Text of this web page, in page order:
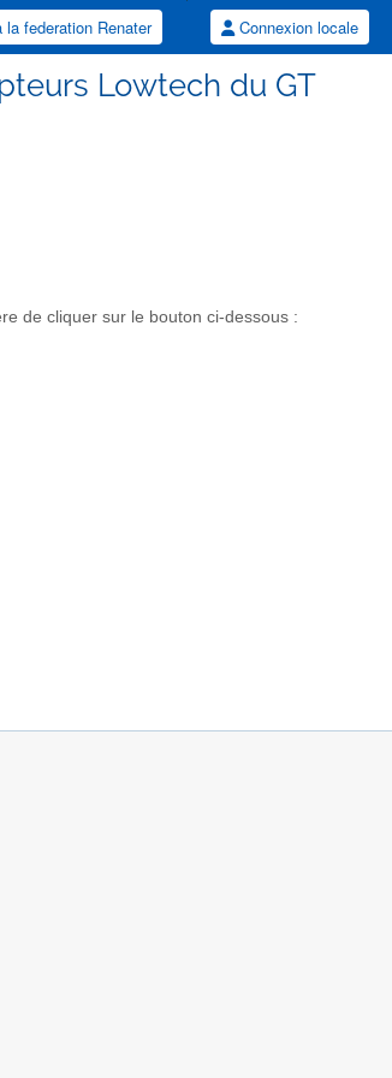
la federation Renater Connexion locale
Lowtech du GT
de cliquer sur le bouton ci-dessous :